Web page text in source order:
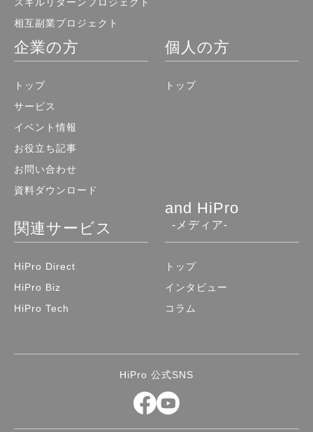
HiPro 公式SNS
スキルリターンプロジェクト
相互副業プロジェクト
企業の方
トップ
サービス
イベント情報
お役立ち記事
お問い合わせ
資料ダウンロード
個人の方
トップ
関連サービス
HiPro Direct
HiPro Biz
HiPro Tech
and HiPro
-メディア-
トップ
インタビュー
コラム